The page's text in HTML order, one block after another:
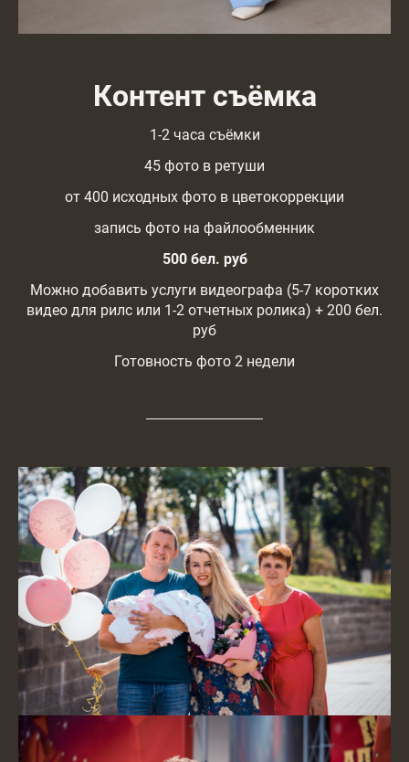
Контент съёмка
1-2 часа съёмки
45 фото в ретуши
от 400 исходных фото в цветокоррекции
запись фото на файлообменник
500 бел. руб
Можно добавить услуги видеографа (5-7 коротких
видео для рилс или 1-2 отчетных ролика) + 200 бел.
руб
Готовность фото 2 недели